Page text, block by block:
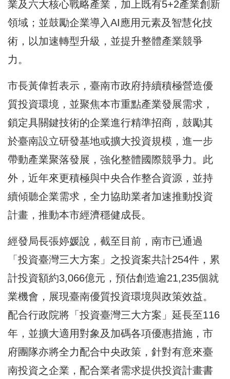
業及六大核心戰略產業，加上既有5+2產業創新
領域；並鼓勵企業導入AI應用元素及智慧化技
術，以加速轉型升級，並提升整體產業競爭
力。
市長黃偉哲表示，臺南市政府持續積極營造優
質投資環境，並聚焦本市重點產業發展需求，
鎖定具關鍵技術的企業進行精準招商，鼓勵其
於臺南設立研發基地或擴大投資規模，進一步
帶動產業聚落發展，強化整體國際競爭力。此
外，近年來更積極與中央合作整合資源，並持
續傾聽企業需求，全力協助業者加速推動投資
計畫，推動本市經濟穩健成長。
經發局長張婷媛說，截至目前，南市已通過
「投資臺灣三大方案」之投資案共計254件，累
計投資額約3,066億元，預估創造逾21,235個就
業機會，展現臺南優質投資環境與政策效益。
配合行政院將「投資臺灣三大方案」延長至116
年，並擴大適用對象及加碼各項優惠措施，市
府團隊亦將全力配合中央政策，針對有意來臺
南投資之企業，配合業者需求提供投資計畫書